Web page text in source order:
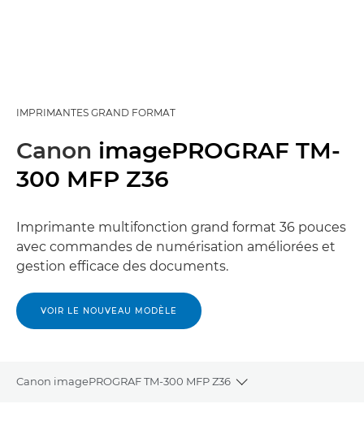
IMPRIMANTES GRAND FORMAT
Canon imagePROGRAF TM-
300 MFP Z36
Imprimante multifonction grand format 36 pouces
avec commandes de numérisation améliorées et
gestion efficace des documents.
VOIR LE NOUVEAU MODÈLE
Canon imagePROGRAF TM-300 MFP Z36
Toggle breadcrumbs